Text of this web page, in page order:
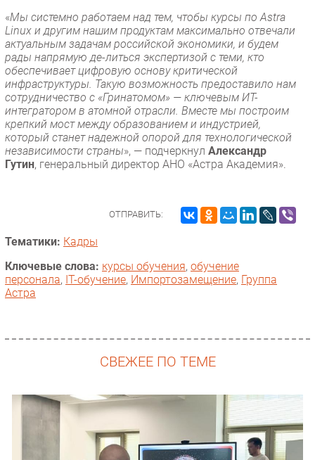
«Мы системно работаем над тем, чтобы курсы по Astra
Linux и другим нашим продуктам максимально отвечали
актуальным задачам российской экономики, и будем
рады напрямую де-литься экспертизой с теми, кто
обеспечивает цифровую основу критической
инфраструктуры. Такую возможность предоставило нам
сотрудничество с «Гринатомом» — ключевым ИТ-
интегратором в атомной отрасли. Вместе мы построим
крепкий мост между образованием и индустрией,
который станет надежной опорой для технологической
независимости страны», — подчеркнул Александр
Гутин, генеральный директор АНО «Астра Академия».
ОТПРАВИТЬ:
Тематики: Кадры
Ключевые слова: курсы обучения, обучение
персонала, IT-обучение, Импорто­замещение, Группа
Астра
СВЕЖЕЕ ПО ТЕМЕ